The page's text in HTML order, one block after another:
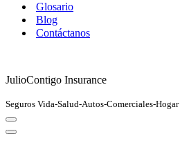
Glosario
Blog
Contáctanos
JulioContigo Insurance
Seguros Vida-Salud-Autos-Comerciales-
Menú
de
Menú